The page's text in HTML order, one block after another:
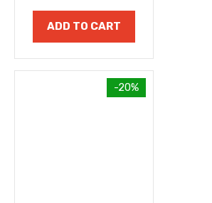
ADD TO CART
-20%